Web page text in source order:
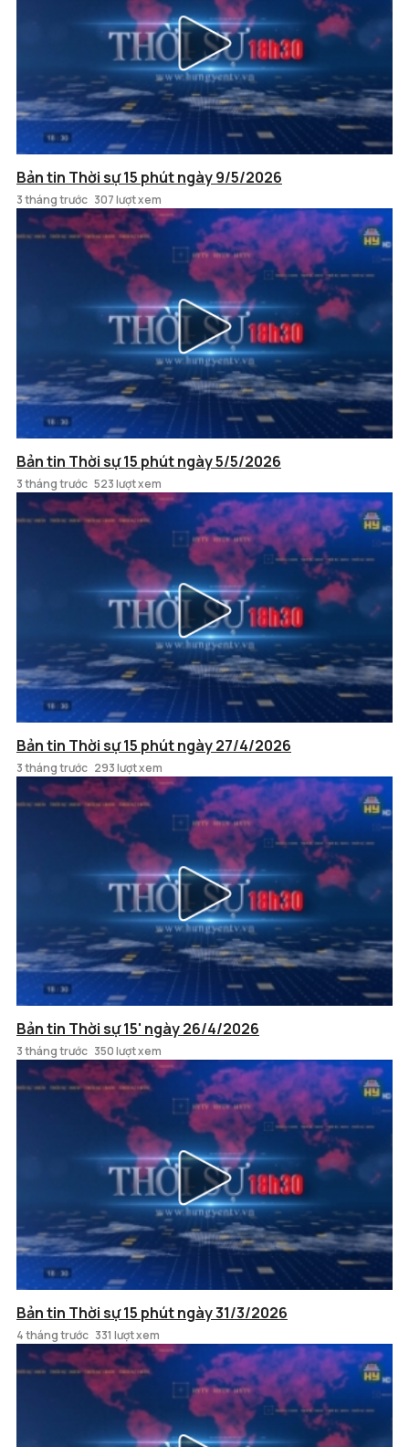
Bản tin Thời sự 15 phút ngày 9/5/2026
3 tháng trước 307 lượt xem
Bản tin Thời sự 15 phút ngày 5/5/2026
3 tháng trước 523 lượt xem
Bản tin Thời sự 15 phút ngày 27/4/2026
3 tháng trước 293 lượt xem
Bản tin Thời sự 15' ngày 26/4/2026
3 tháng trước 350 lượt xem
Bản tin Thời sự 15 phút ngày 31/3/2026
4 tháng trước 331 lượt xem